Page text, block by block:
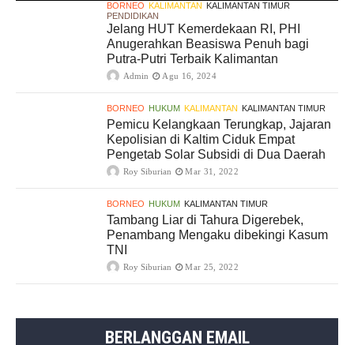
BORNEO KALIMANTAN KALIMANTAN TIMUR
PENDIDIKAN
Jelang HUT Kemerdekaan RI, PHI
Anugerahkan Beasiswa Penuh bagi
Putra-Putri Terbaik Kalimantan
Admin Agu 16, 2024
BORNEO HUKUM KALIMANTAN KALIMANTAN TIMUR
Pemicu Kelangkaan Terungkap, Jajaran
Kepolisian di Kaltim Ciduk Empat
Pengetab Solar Subsidi di Dua Daerah
Roy Siburian Mar 31, 2022
BORNEO HUKUM KALIMANTAN TIMUR
Tambang Liar di Tahura Digerebek,
Penambang Mengaku dibekingi Kasum
TNI
Roy Siburian Mar 25, 2022
BERLANGGAN EMAIL